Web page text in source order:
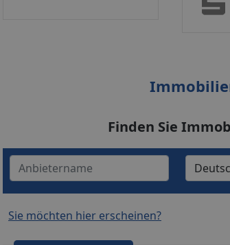
Finden Sie
Sie möchten hier erscheinen?